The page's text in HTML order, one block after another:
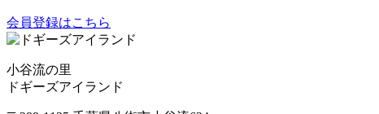
会員登録はこちら
小谷流の里
ドギーズアイランド